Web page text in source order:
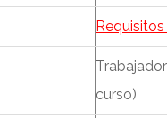
curso)